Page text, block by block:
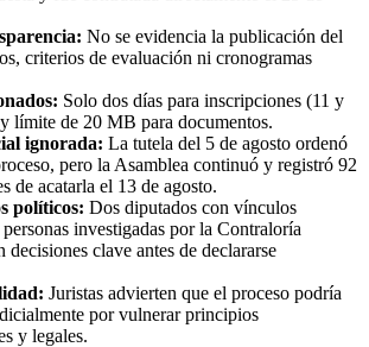
No se evidencia la publicación del
criterios de evaluación ni cronogramas
Solo dos días para inscripciones (11 y
límite de 20 MB para documentos.
ignorada: La tutela del 5 de agosto ordenó
pero la Asamblea continuó y registró 92
de acatarla el 13 de agosto.
políticos: Dos diputados con vínculos
investigadas por la Contraloría
decisiones clave antes de declararse
Juristas advierten que el proceso podría
por vulnerar principios
y legales.